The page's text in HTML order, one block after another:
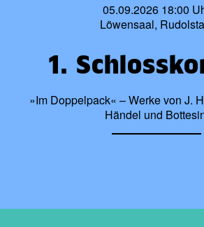
05.09.2026 18:00
Löwensaal,
1.
»Im Doppelpack« – Werke von J.
Händel und